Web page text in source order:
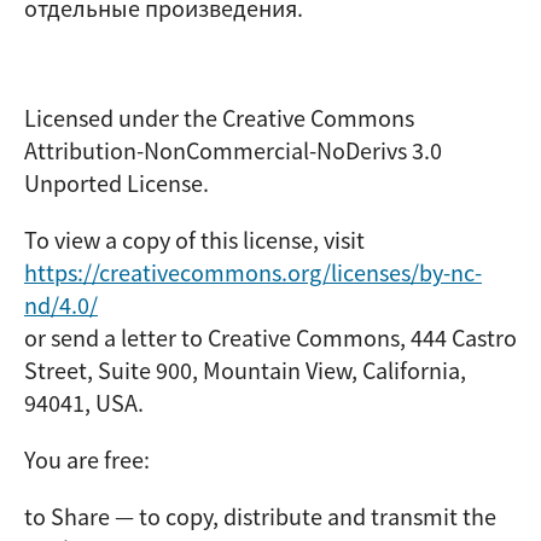
отдельные произведения.
Licensed under the Creative Commons
Attribution-NonCommercial-NoDerivs 3.0
Unported License.
To view a copy of this license, visit
https://creativecommons.org/licenses/by-nc-
nd/4.0/
or send a letter to Creative Commons, 444 Castro
Street, Suite 900, Mountain View, California,
94041, USA.
You are free:
to Share — to copy, distribute and transmit the